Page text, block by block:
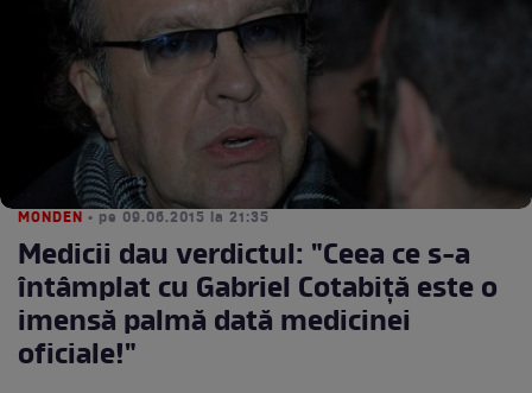
MONDEN • pe 09.06.2015 la 21:35
Medicii dau verdictul: "Ceea ce s-a
întâmplat cu Gabriel Cotabiţă este o
imensă palmă dată medicinei
oficiale!"